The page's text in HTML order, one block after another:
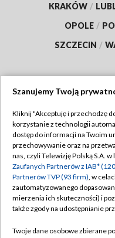
KRAKÓW /
OPOLE /
SZCZECIN /
Abonament TVP
Emisja w TVP
Centrum informacji
Naziemna Telewizja
Szanujemy Twoją
Kliknij "Akceptuję i przechodzę
korzystanie z technologii
dostęp do informacji na Twoim
przechowywanie oraz na
nas, czyli Telewizję Polską S.A.
Zaufanych Partnerów z IAB*
Partnerów TVP (93 firm), w
zautomatyzowanego
mierzenia ich skuteczności) i
także zgody na udostępnianie
Twoje dane osobowe zbierane